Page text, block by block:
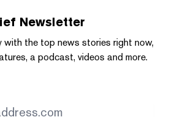
Newsletter
with the top news stories right now,
a podcast, videos and more.